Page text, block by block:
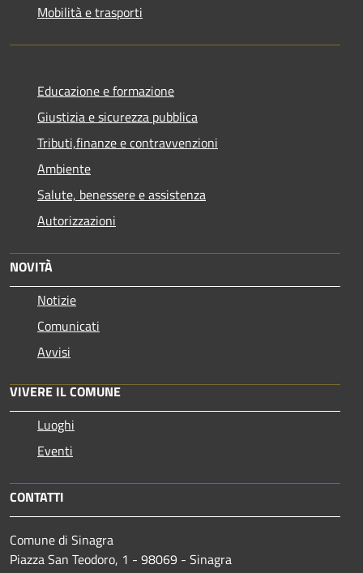
Mobilità e trasporti
Educazione e formazione
Giustizia e sicurezza pubblica
Tributi,finanze e contravvenzioni
Ambiente
Salute, benessere e assistenza
Autorizzazioni
NOVITÀ
Notizie
Comunicati
Avvisi
VIVERE IL COMUNE
Luoghi
Eventi
CONTATTI
Comune di Sinagra
Piazza San Teodoro, 1 - 98069 - Sinagra